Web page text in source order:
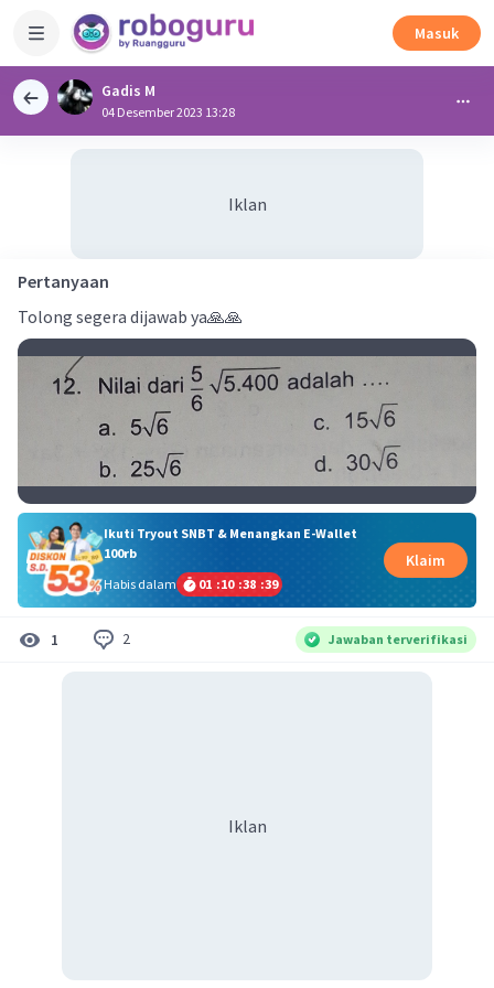
Masuk
Gadis M
04 Desember 2023 13:28
Iklan
Pertanyaan
Tolong segera dijawab ya🙏🙏
Ikuti Tryout SNBT & Menangkan E-Wallet
100rb
Habis dalam
01 :10 :38 :38
Klaim
1 2 Jawaban terverifikasi
Iklan